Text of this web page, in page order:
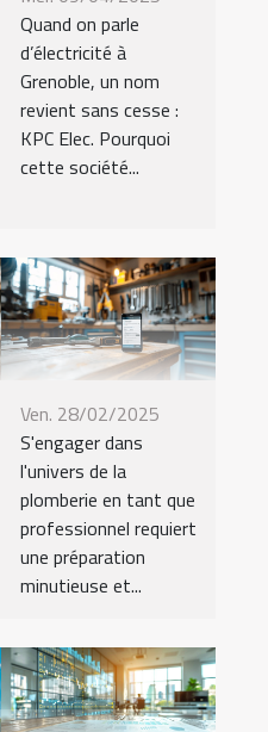
Quand on parle
d’électricité à
Grenoble, un nom
revient sans cesse :
KPC Elec. Pourquoi
cette société...
Ven. 28/02/2025
S'engager dans
l'univers de la
plomberie en tant que
professionnel requiert
une préparation
minutieuse et...